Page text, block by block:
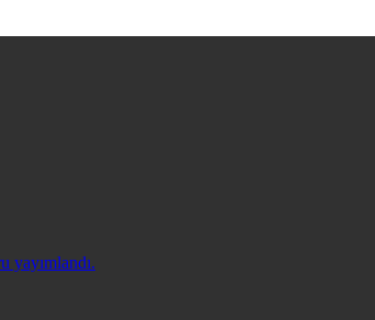
yayımlandı.